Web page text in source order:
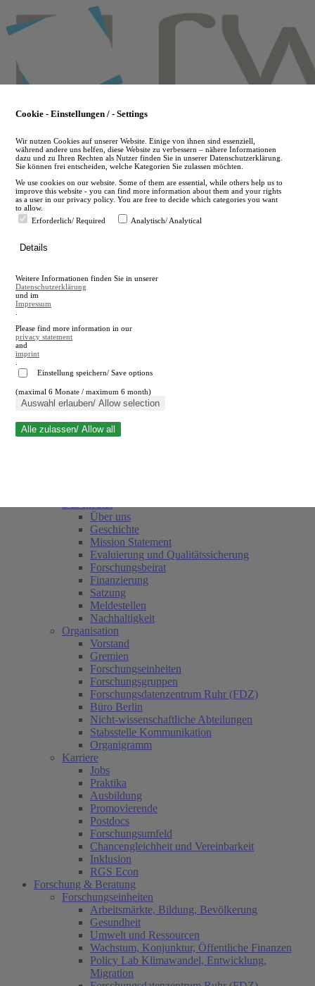
to
main
en
A
A
Suche schließen
Über uns
Geschichte
Mission Statement
Evaluierung und Qualitätssicherung
Forschungsbeirat
Finanzierung
Satzung
Meldestellen
Nachhaltigkeit
Organisation
Vorstand
Gremien
Forschungseinheiten
Forschungsgruppen
Forschungsdatenzentrum Ruhr (FDZ)
Büro Berlin
Nicht-wissenschaftliche Abteilungen
Stabsstelle Kommunikation
Organigramm
Karriere
Jobs
Praktika
Ausbildung
Promovierende
Postdocs
Forschungsumfeld
Chancengleichheit und Vereinbarkeit
Inklusion
RGS Econ
Forschung & Beratung
Forschungseinheiten
Arbeitsmärkte, Bildung, Bevölkerung
Gesundheit
Umwelt und Ressourcen
Wachstum, Konjunktur, Öffentliche Finanzen
Policy Lab Klimawandel, Entwicklung,
Migration
Cookie - Einstellungen / - Settings
Wir nutzen Cookies auf unserer Website. Einige von ihnen sind essenziell,
während andere uns helfen, diese Website zu verbessern – nähere Informationen
dazu und zu Ihren Rechten als Nutzer finden Sie in unserer Datenschutzerklärung.
Sie können frei entscheiden, welche Kategorien Sie zulassen möchten.
We use cookies on our website. Some of them are essential, while others help us to
improve this website - you can find more information about them and your rights
as a user in our privacy policy. You are free to decide which categories you want
to allow.
Erforderlich/ Required
Analytisch/ Analytical
Details
Weitere Informationen finden Sie in unserer
Datenschutzerklärung
und im
Impressum
Please find more information in our
privacy statement
and
imprint
Einstellung speichern/ Save options
(maximal 6 Monate / maximum 6 month)
Auswahl erlauben/ Allow selection
Alle zulassen/ Allow all